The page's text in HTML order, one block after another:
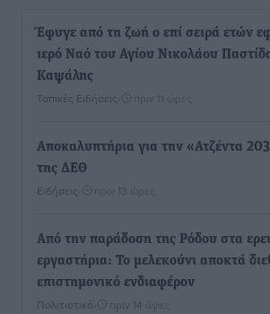
Έφυγε από τη ζωή ο επί σειρά ετών
ιερό Ναό του Αγίου Νικολάου
Καψάλης
Τοπικές Ειδήσεις πριν 11 ώρες
Αποκαλυπτήρια για την «Ατζέντα
της ΔΕΘ
Ειδήσεις πριν 13 ώρες
Από την παράδοση της Ρόδου στα
εργαστήρια: Το μελεκούνι αποκτά
επιστημονικό ενδιαφέρον
Πολιτιστικά πριν 14 ώρες